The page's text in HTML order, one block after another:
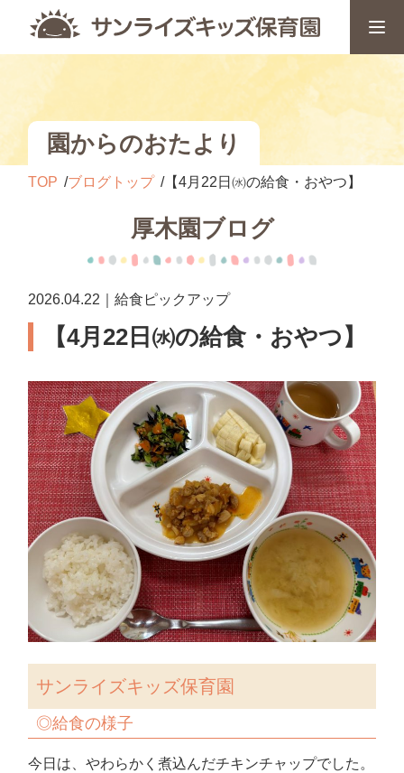
園からのおたより
TOP ブログトップ 【4月22日㈬の給食・おやつ】
厚木園ブログ
2026.04.22｜給食ピックアップ
【4月22日㈬の給食・おやつ】
サンライズキッズ保育園
◎給食の様子
今日は、やわらかく煮込んだチキンチャップでした。